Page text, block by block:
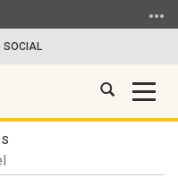
SOCIAL
Abrir a